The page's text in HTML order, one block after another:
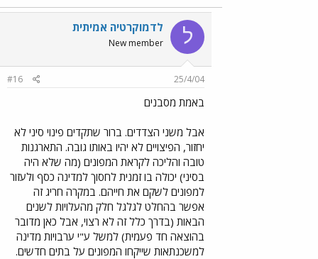
ל לדמוקרטיה אמיתית
New member
25/4/04
#16
באמת מסבנים
אבל משני הצדדים. ברור שתקדים פינוי סיני לא
יחזור, הפיצויים לא יהיו באותו גובה. התארגנות
טובה והליכה לקראת המפונים (מה שלא היה
בסיני) יכולה בו זמנית לחסוך למדינה כסף ולעזור
למפונים לשקם את חייהם. במקרה חריג זה
אפשר בהחלט לגלגל חלק מהעלויות לשנים
הבאות (בדרך כלל זה לא רצוי, אבל כאן מדובר
בהוצאה חד פעמית) למשל ע"י ערבויות מדינה
למשכנתאות שייקחו המפונים על בתים חדשים.